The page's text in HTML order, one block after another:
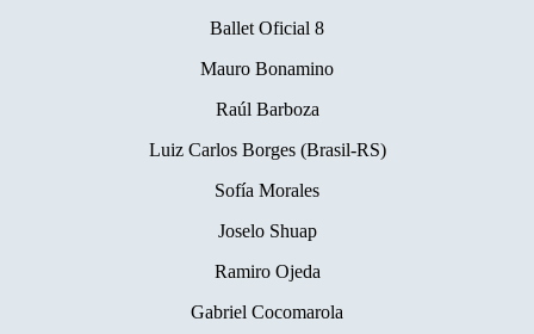
Ballet Oficial 8
Mauro Bonamino
Raúl Barboza
Luiz Carlos Borges (Brasil-RS)
Sofía Morales
Joselo Shuap
Ramiro Ojeda
Gabriel Cocomarola